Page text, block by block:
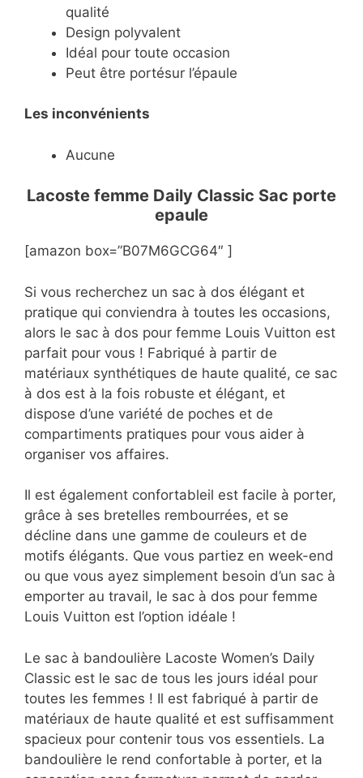
qualité
Design polyvalent
Idéal pour toute occasion
Peut être portésur l’épaule
Les inconvénients
Aucune
Lacoste femme Daily Classic Sac porte
epaule
[amazon box=”B07M6GCG64″ ]
Si vous recherchez un sac à dos élégant et
pratique qui conviendra à toutes les occasions,
alors le sac à dos pour femme Louis Vuitton est
parfait pour vous ! Fabriqué à partir de
matériaux synthétiques de haute qualité, ce sac
à dos est à la fois robuste et élégant, et
dispose d’une variété de poches et de
compartiments pratiques pour vous aider à
organiser vos affaires.
Il est également confortableil est facile à porter,
grâce à ses bretelles rembourrées, et se
décline dans une gamme de couleurs et de
motifs élégants. Que vous partiez en week-end
ou que vous ayez simplement besoin d’un sac à
emporter au travail, le sac à dos pour femme
Louis Vuitton est l’option idéale !
Le sac à bandoulière Lacoste Women’s Daily
Classic est le sac de tous les jours idéal pour
toutes les femmes ! Il est fabriqué à partir de
matériaux de haute qualité et est suffisamment
spacieux pour contenir tous vos essentiels. La
bandoulière le rend confortable à porter, et la